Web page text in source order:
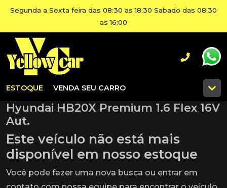
Segunda a Sexta feira das 08:30 as 18:30 Sabado das 08:30
as 16:00
ESTOQUE VENDA SEU CARRO
Hyundai HB20X Premium 1.6 Flex 16V
Aut.
Este veículo não está mais
disponível em nosso estoque
Você pode fazer uma nova busca ou entrar em